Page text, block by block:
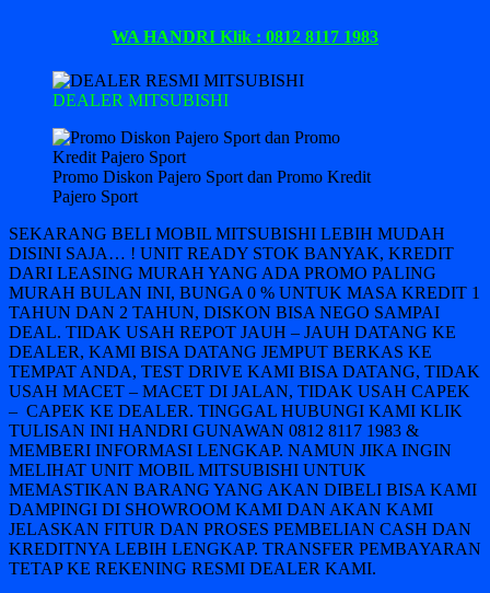
WA HANDRI Klik : 0812 8117 1983
DEALER MITSUBISHI
Promo Diskon Pajero Sport dan Promo Kredit
Pajero Sport
SEKARANG BELI MOBIL MITSUBISHI LEBIH MUDAH
DISINI SAJA… ! UNIT READY STOK BANYAK, KREDIT
DARI LEASING MURAH YANG ADA PROMO PALING
MURAH BULAN INI, BUNGA 0 % UNTUK MASA KREDIT 1
TAHUN DAN 2 TAHUN, DISKON BISA NEGO SAMPAI
DEAL. TIDAK USAH REPOT JAUH – JAUH DATANG KE
DEALER, KAMI BISA DATANG JEMPUT BERKAS KE
TEMPAT ANDA, TEST DRIVE KAMI BISA DATANG, TIDAK
USAH MACET – MACET DI JALAN, TIDAK USAH CAPEK
– CAPEK KE DEALER. TINGGAL HUBUNGI KAMI KLIK
TULISAN INI HANDRI GUNAWAN 0812 8117 1983 &
MEMBERI INFORMASI LENGKAP. NAMUN JIKA INGIN
MELIHAT UNIT MOBIL MITSUBISHI UNTUK
MEMASTIKAN BARANG YANG AKAN DIBELI BISA KAMI
DAMPINGI DI SHOWROOM KAMI DAN AKAN KAMI
JELASKAN FITUR DAN PROSES PEMBELIAN CASH DAN
KREDITNYA LEBIH LENGKAP. TRANSFER PEMBAYARAN
TETAP KE REKENING RESMI DEALER KAMI.